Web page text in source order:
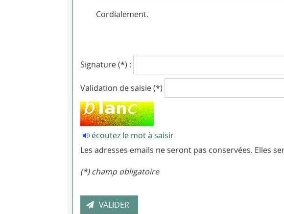
Cordialement.
Signature (*) :
Validation de saisie (*)
écoutez le mot à saisir
Les adresses emails ne seront pas conservées. Elles
(*) champ obligatoire